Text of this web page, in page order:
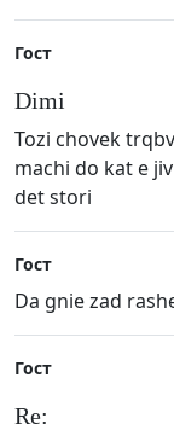
Гост
Dimi
Tozi chovek
machi do kat e
det stori
Гост
Da gnie zad
Гост
Re: